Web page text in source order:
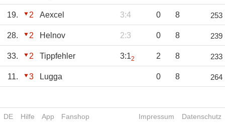
19. 2 Aexcel 3:4 0 8 253
28. 2 Helnov 2:3 0 8 239
33. 2 Tippfehler 3:12 2 8 233
11. 3 Lugga 0 8 264
DE Hilfe App Fanshop Impressum Datenschutz